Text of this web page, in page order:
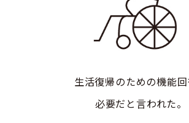
生活復帰のための機能
必要だと言われた。